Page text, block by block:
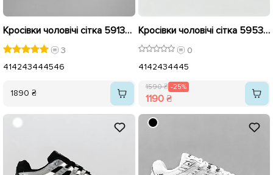
Кросівки чоловічі сітка 591328 Білі
3
414243444546
1890 ₴
Кросівки чоловічі сітка 595322 Чорні розпродаж
0
4142434445
1590 ₴ -25%
1190 ₴